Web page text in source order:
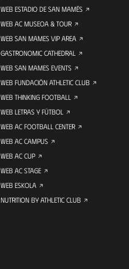
WEB ESTADIO DE SAN MAMÉS
WEB AC MUSEOA & TOUR
WEB SAN MAMES VIP AREA
GASTRONOMIC CATHEDRAL
WEB SAN MAMES EVENTS
WEB FUNDACIÓN ATHLETIC CLUB
WEB THINKING FOOTBALL
WEB LETRAS Y FÚTBOL
WEB AC FOOTBALL CENTER
WEB AC CAMPUS
WEB AC CUP
WEB AC STAGE
WEB ESKOLA
NUTRITION BY ATHLETIC CLUB